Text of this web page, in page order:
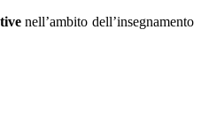
nell’ambito dell’insegnamento